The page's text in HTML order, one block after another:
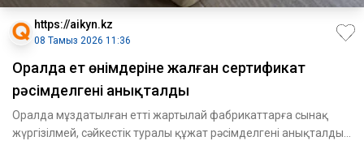
https://aikyn.kz
08 Тамыз 2026 11:36
Оралда ет өнімдеріне жалған сертификат
рәсімделгені анықталды
Оралда мұздатылған етті жартылай фабрикаттарға сынақ
жүргізілмей, сәйкестік туралы құжат рәсімделгені анықталды,